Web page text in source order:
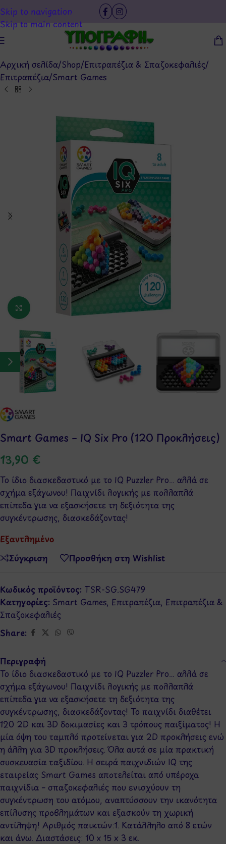
Skip to navigation
Skip to main content
Αρχική σελίδα/Shop/Επιτραπέζια & Σπαζοκεφαλιές/
Επιτραπέζια/Smart Games
Κάντε κλικ για μεγέθυνση
Smart Games – IQ Six Pro (120 Προκλήσεις)
13,90 €
Το ίδιο διασκεδαστικό με το IQ Puzzler Pro… αλλά σε
σχήμα εξάγωνου! Παιχνίδι λογικής με πολλαπλά
επίπεδα για να εξασκήσετε τη δεξιότητα της
συγκέντρωσης, διασκεδάζοντας!
Εξαντλημένο
Σύγκριση
Προσθήκη στη Wishlist
Κωδικός προϊόντος: TSR-SG.SG479
Κατηγορίες: Smart Games, Επιτραπέζια, Επιτραπέζια &
Σπαζοκεφαλιές
Share:
Περιγραφή
Το ίδιο διασκεδαστικό με το IQ Puzzler Pro… αλλά σε
σχήμα εξάγωνου! Παιχνίδι λογικής με πολλαπλά
επίπεδα για να εξασκήσετε τη δεξιότητα της
συγκέντρωσης, διασκεδάζοντας! Το παιχνίδι διαθέτει
120 2D και 3D δοκιμασίες και 3 τρόπους παιξίματος! Η
μία όψη του ταμπλό προτείνεται για 2D προκλήσεις ενώ
η άλλη για 3D προκλήσεις. Όλα αυτά σε μία πρακτική
συσκευασία ταξιδίου. Η σειρά παιχνιδιών IQ της
εταιρείας Smart Games αποτελείται από υπέροχα
παιχνίδια – σπαζοκεφαλιές που ενισχύουν τη
συγκέντρωση του ατόμου, αναπτύσσουν την ικανότητα
επίλυσης προβλημάτων και εξασκούν τη χωρική
αντίληψη! Αριθμός παικτών:1. Κατάλληλο από 8 ετών
και άνω. Διαστάσεις: 10 x 15 x 3 εκ.